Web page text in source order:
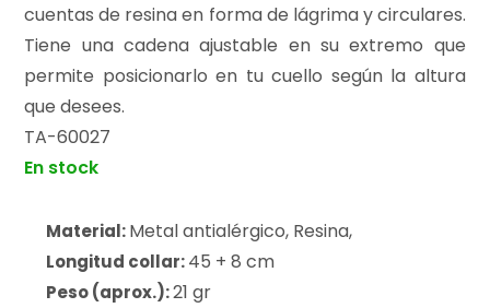
cuentas de resina en forma de lágrima y circulares.
Tiene una cadena ajustable en su extremo que
permite posicionarlo en tu cuello según la altura
que desees.
TA-60027
En stock
Material:Metal antialérgico, Resina,
Longitud collar:45 + 8 cm
Peso (aprox.):21 gr